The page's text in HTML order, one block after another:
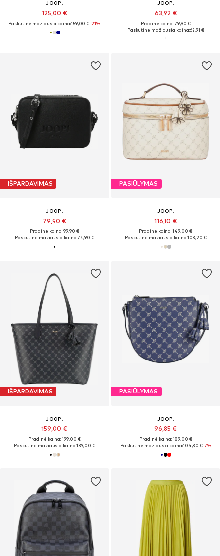
JOOP!
125,00 €
Paskutinė mažiausia kaina:159,00 €-21%
JOOP!
63,92 €
Pradinė kaina: 79,90 €
Paskutinė mažiausia kaina:62,91 €
IŠPARDAVIMAS
JOOP!
79,90 €
Pradinė kaina: 99,90 €
Paskutinė mažiausia kaina:74,90 €
PASIŪLYMAS
JOOP!
116,10 €
Pradinė kaina: 149,00 €
Paskutinė mažiausia kaina:103,20 €
IŠPARDAVIMAS
JOOP!
159,00 €
Pradinė kaina: 199,00 €
Paskutinė mažiausia kaina:139,00 €
PASIŪLYMAS
JOOP!
96,85 €
Pradinė kaina: 189,00 €
Paskutinė mažiausia kaina:104,30 €-7%